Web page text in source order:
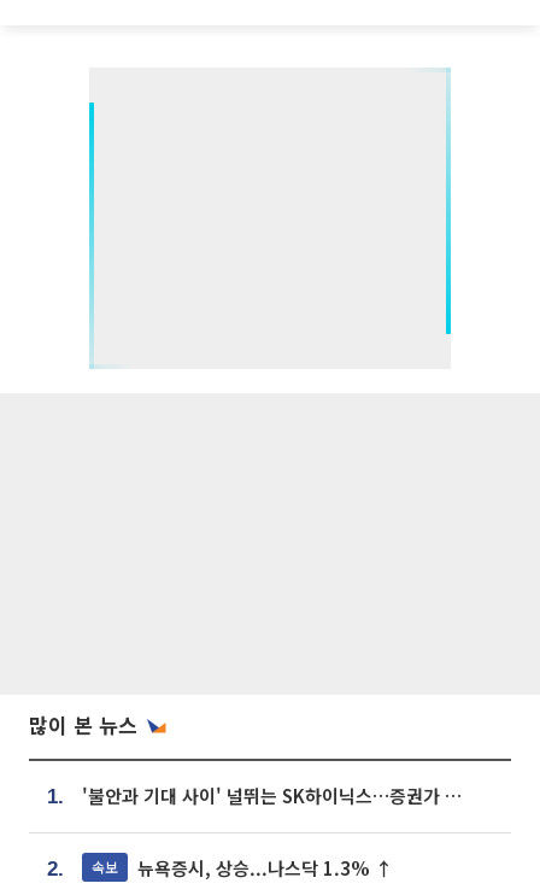
많이 본 뉴스
1. '불안과 기대 사이' 널뛰는 SK하이닉스…증권가 "HBM4·LTA 기반 펀터멘털 견고"
2. 속보 뉴욕증시, 상승...나스닥 1.3% ↑